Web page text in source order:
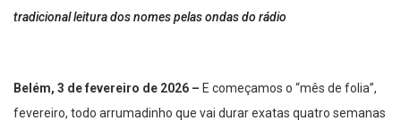
tradicional leitura dos nomes pelas ondas do rádio
Belém, 3 de fevereiro de 2026 – E começamos o “mês de folia”,
fevereiro, todo arrumadinho que vai durar exatas quatro semanas